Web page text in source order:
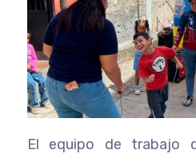
El equipo de trabajo